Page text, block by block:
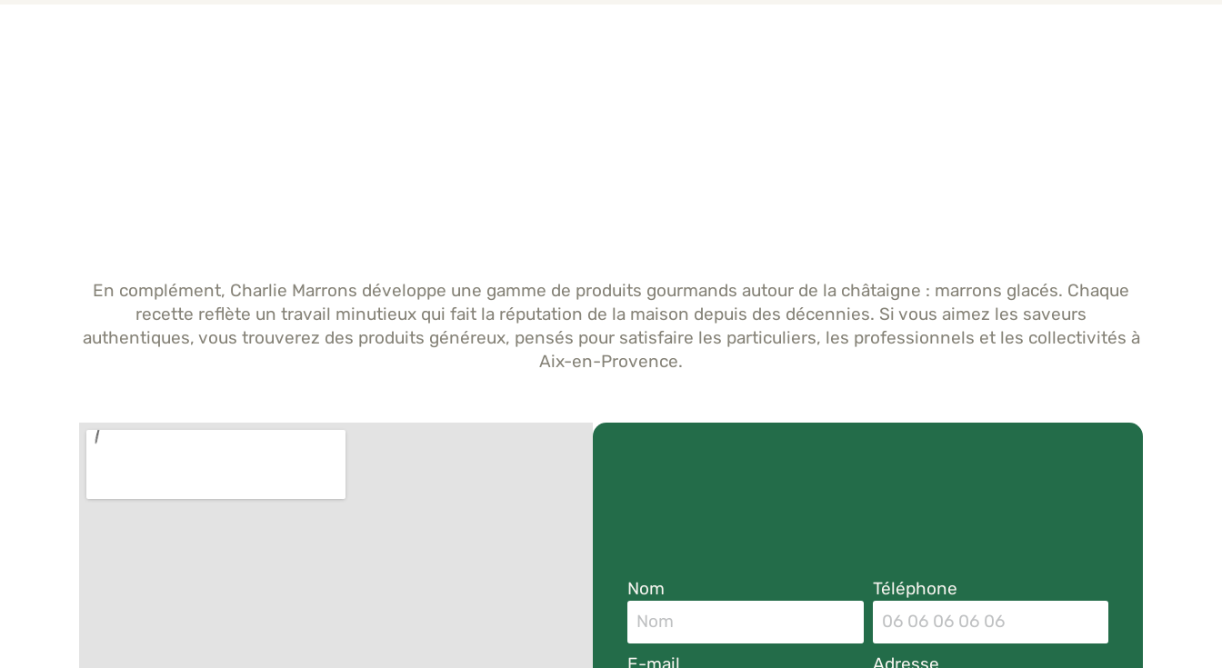
En complément, Charlie Marrons développe une gamme de produits gourmands autour de la châtaigne : marrons glacés. Chaque
recette reflète un travail minutieux qui fait la réputation de la maison depuis des décennies. Si vous aimez les saveurs
authentiques, vous trouverez des produits généreux, pensés pour satisfaire les particuliers, les professionnels et les collectivités à
Aix-en-Provence.
Nom Téléphone